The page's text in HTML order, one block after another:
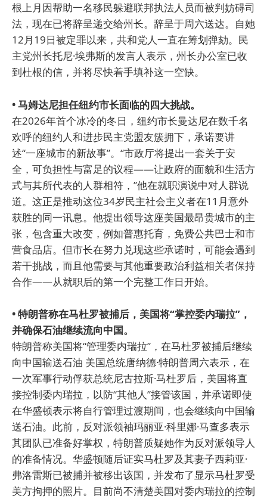
根上月因帮助一名移民躲避联邦执法人员而被判妨碍司
法，现在已将辞呈递交给州长。辞呈于周六送达。自她
12月19日被定罪以来，共和党人一直在筹划弹劾。民
主党州长托尼·埃弗斯的发言人表示，州长办公室已收
到杜根的信，并将尽快着手填补这一空缺。
• 马姆达尼担任纽约市长面临的四大挑战。
在2026年首个冰冷的冬日，纽约市长曼达尼在数千名
欢呼的纽约人和进步民主党盟友簇拥下，承诺要讲
述“一座城市的新故事”。“市政厅将提出一套关于安
全，可负担性与富足的议程——让政府的面貌和生活方
式与其所代表的人群相符，”他在就职演说中对人群说
道。这正是推动这位34岁民主社会主义者在11月意外
获胜的同一讯息。他提出领导这座美国最昂贵城市的主
张，包含重大改变，例如普惠托育，免费公共巴士和市
营食品店。但市长在努力兑现这些承诺时，可能会遇到
若干挑战，而且他需要与其他重要政治利益相关者保持
合作——从就职后的第一个完整工作日开始。
• 特朗普称在马杜罗被捕后，美国将“掌控委内瑞拉”，
并确保石油继续流向中国。
特朗普称美国将“管理委内瑞拉”，在马杜罗被捕后继续
向中国输送石油 美国总统唐纳德·特朗普周六表示，在
一次军事行动俘获总统尼古拉斯·马杜罗后，美国将直
接控制委内瑞拉，以防“其他人”接管该国，并承诺即使
在华盛顿表示将自行管理过渡期间，也会继续向中国输
送石油。此前，反对派领袖玛丽亚·科里娜·马查多表示
其团队已准备好掌权，特朗普质疑她作为反对派领导人
的准备情况。华盛顿随后证实马杜罗及其妻子西莉亚·
弗洛雷斯已被捕并被移出该国，并发布了显示马杜罗受
美方拘押的照片。目前尚不清楚美国对委内瑞拉的控制